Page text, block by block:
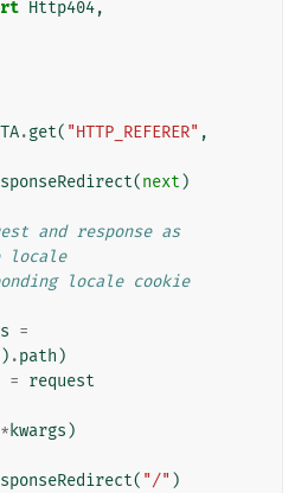
Http404,
.get( "HTTP_REFERER" ,
(next )
and response as
locale
locale cookie
=
) .path )
= request
kwargs )
( "/" )